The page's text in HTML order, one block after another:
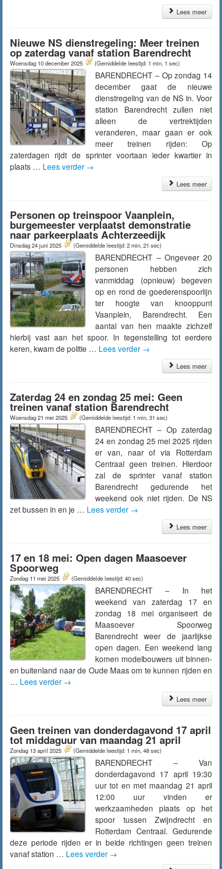
Lees meer
Nieuwe NS dienstregeling: Meer treinen
op zaterdag vanaf station Barendrecht
Woensdag 10 december 2025 (Gemiddelde leestijd: 1 min, 1 sec)
BARENDRECHT – Op zondag 14
december gaat de nieuwe
dienstregeling van de NS in. Voor
station Barendrecht zullen niet
alleen de vertrektijden
veranderen, maar gaan er ook
meer treinen rijden: Op
zaterdagen rijdt de sprinter voortaan ieder kwartier in
plaats … Lees verder →
Lees meer
Personen op treinspoor Vaanplein,
burgemeester verplaatst demonstratie
naar parkeerplaats Achterzeedijk
Dinsdag 24 juni 2025 (Gemiddelde leestijd: 2 min, 21 sec)
BARENDRECHT – Ongeveer 20
personen hebben zich
vanmiddag (opnieuw) begeven
op en rond de goederenspoorlijn
ter hoogte van knooppunt
Vaanplein, Barendrecht. Een
aantal van hen maakte zichzelf
hierbij vast aan het spoor. In tegenstelling tot eerdere
keren, kwam de politie … Lees verder →
Lees meer
Zaterdag 24 en zondag 25 mei: Geen
treinen vanaf station Barendrecht
Woensdag 21 mei 2025 (Gemiddelde leestijd: 1 min, 31 sec)
BARENDRECHT – Op zaterdag
24 en zondag 25 mei 2025 rijden
er van, naar of via Rotterdam
Centraal geen treinen. Hierdoor
zal de sprinter vanaf station
Barendrecht gedurende het
weekend ook niet rijden. De NS
zet bussen in en je … Lees verder →
Lees meer
17 en 18 mei: Open dagen Maasoever
Spoorweg
Zondag 11 mei 2025 (Gemiddelde leestijd: 40 sec)
BARENDRECHT – In het
weekend van zaterdag 17 en
zondag 18 mei organiseert de
Maasoever Spoorweg
Barendrecht weer de jaarlijkse
open dagen. Een weekend lang
komen modelbouwers uit binnen-
en buitenland naar de Oude Maas om te kunnen rijden en
… Lees verder →
Lees meer
Geen treinen van donderdagavond 17 april
tot middaguur van maandag 21 april
Zondag 13 april 2025 (Gemiddelde leestijd: 1 min, 48 sec)
BARENDRECHT – Van
donderdagavond 17 april 19:30
uur tot en met maandag 21 april
12:00 uur vinden er
werkzaamheden plaats op het
spoor tussen Zwijndrecht en
Rotterdam Centraal. Gedurende
deze periode rijden er in beide richtingen geen treinen
vanaf station … Lees verder →